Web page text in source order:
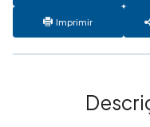
Imprimir